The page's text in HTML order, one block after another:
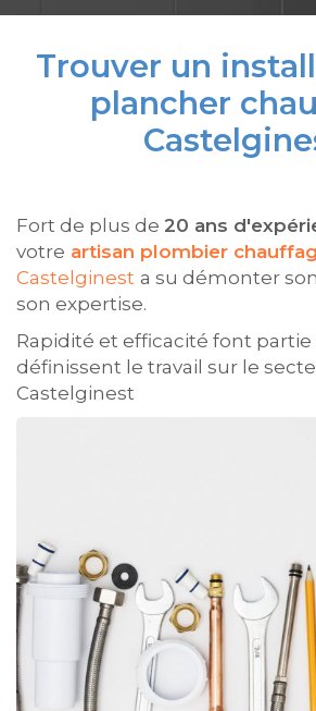
Trouver un
plancher
Fort de plus de 20 ans
votre artisan plombier
Castelginest a su démonter
son expertise.
Rapidité et efficacité font
définissent le travail sur le
Castelginest